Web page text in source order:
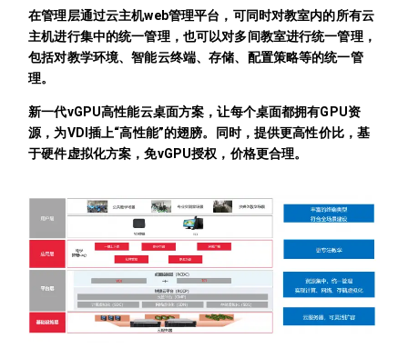
在管理层通过云主机web管理平台，可同时对教室内的所有云
主机进行集中的统一管理，也可以对多间教室进行统一管理，
包括对教学环境、智能云终端、存储、配置策略等的统一管
理。
新一代vGPU高性能云桌面方案，让每个桌面都拥有GPU资
源，为VDI插上“高性能”的翅膀。同时，提供更高性价比，基
于硬件虚拟化方案，免vGPU授权，价格更合理。